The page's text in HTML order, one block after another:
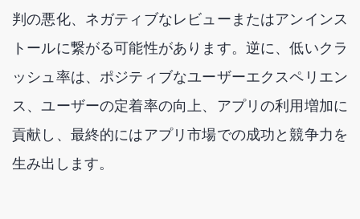
判の悪化、ネガティブなレビューまたはアンインス
トールに繋がる可能性があります。逆に、低いクラ
ッシュ率は、ポジティブなユーザーエクスペリエン
ス、ユーザーの定着率の向上、アプリの利用増加に
貢献し、最終的にはアプリ市場での成功と競争力を
生み出します。